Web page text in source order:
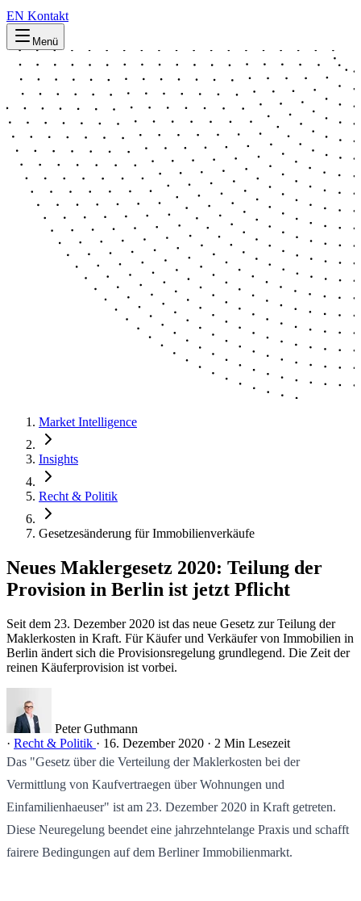
EN Kontakt
Menü
Market Intelligence
Insights
Recht & Politik
Gesetzesänderung für Immobilienverkäufe
Neues Maklergesetz 2020: Teilung der
Provision in Berlin ist jetzt Pflicht
Seit dem 23. Dezember 2020 ist das neue Gesetz zur Teilung der
Maklerkosten in Kraft. Für Käufer und Verkäufer von Immobilien in
Berlin ändert sich die Provisionsregelung grundlegend. Die Zeit der
reinen Käuferprovision ist vorbei.
Peter Guthmann
· Recht & Politik · 16. Dezember 2020 · 2 Min Lesezeit
Das "Gesetz über die Verteilung der Maklerkosten bei der
Vermittlung von Kaufvertraegen über Wohnungen und
Einfamilienhaeuser" ist am 23. Dezember 2020 in Kraft getreten.
Diese Neuregelung beendet eine jahrzehntelange Praxis und schafft
fairere Bedingungen auf dem Berliner Immobilienmarkt.